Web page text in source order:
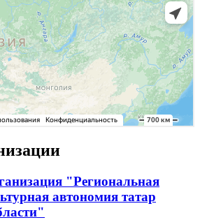
"Региональная
автономия татар